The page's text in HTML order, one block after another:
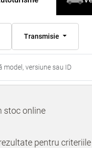
Transmisie
stoc online
pentru